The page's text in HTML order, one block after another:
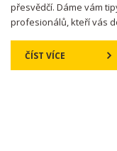
přesvědčí. Dáme vám
profesionálů, kteří vás
článek nenechte ujít!
ČÍST VÍCE